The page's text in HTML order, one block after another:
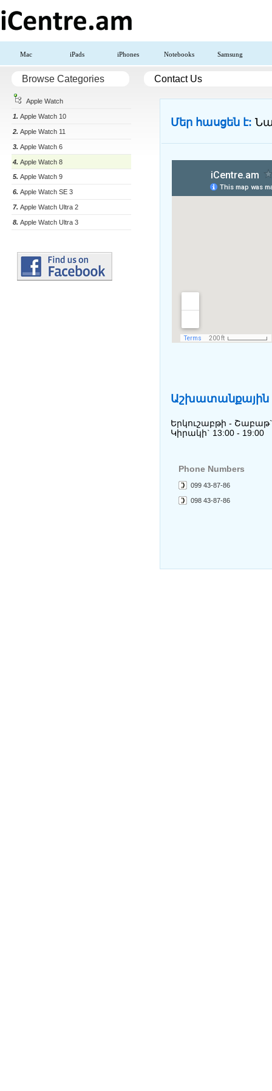
Mac iPads iPhones Notebooks Samsung
Browse Categories
Apple Watch
1. Apple Watch 10
2. Apple Watch 11
3. Apple Watch 6
4. Apple Watch 8
5. Apple Watch 9
6. Apple Watch SE 3
7. Apple Watch Ultra 2
8. Apple Watch Ultra 3
Contact Us
Մեր հասցեն է:
Աշխատանքային
Երկուշաբթի - Շաբաթ`
Կիրակի` 13:00 - 19:00
Phone Numbers
099 43-87-86
098 43-87-86
My